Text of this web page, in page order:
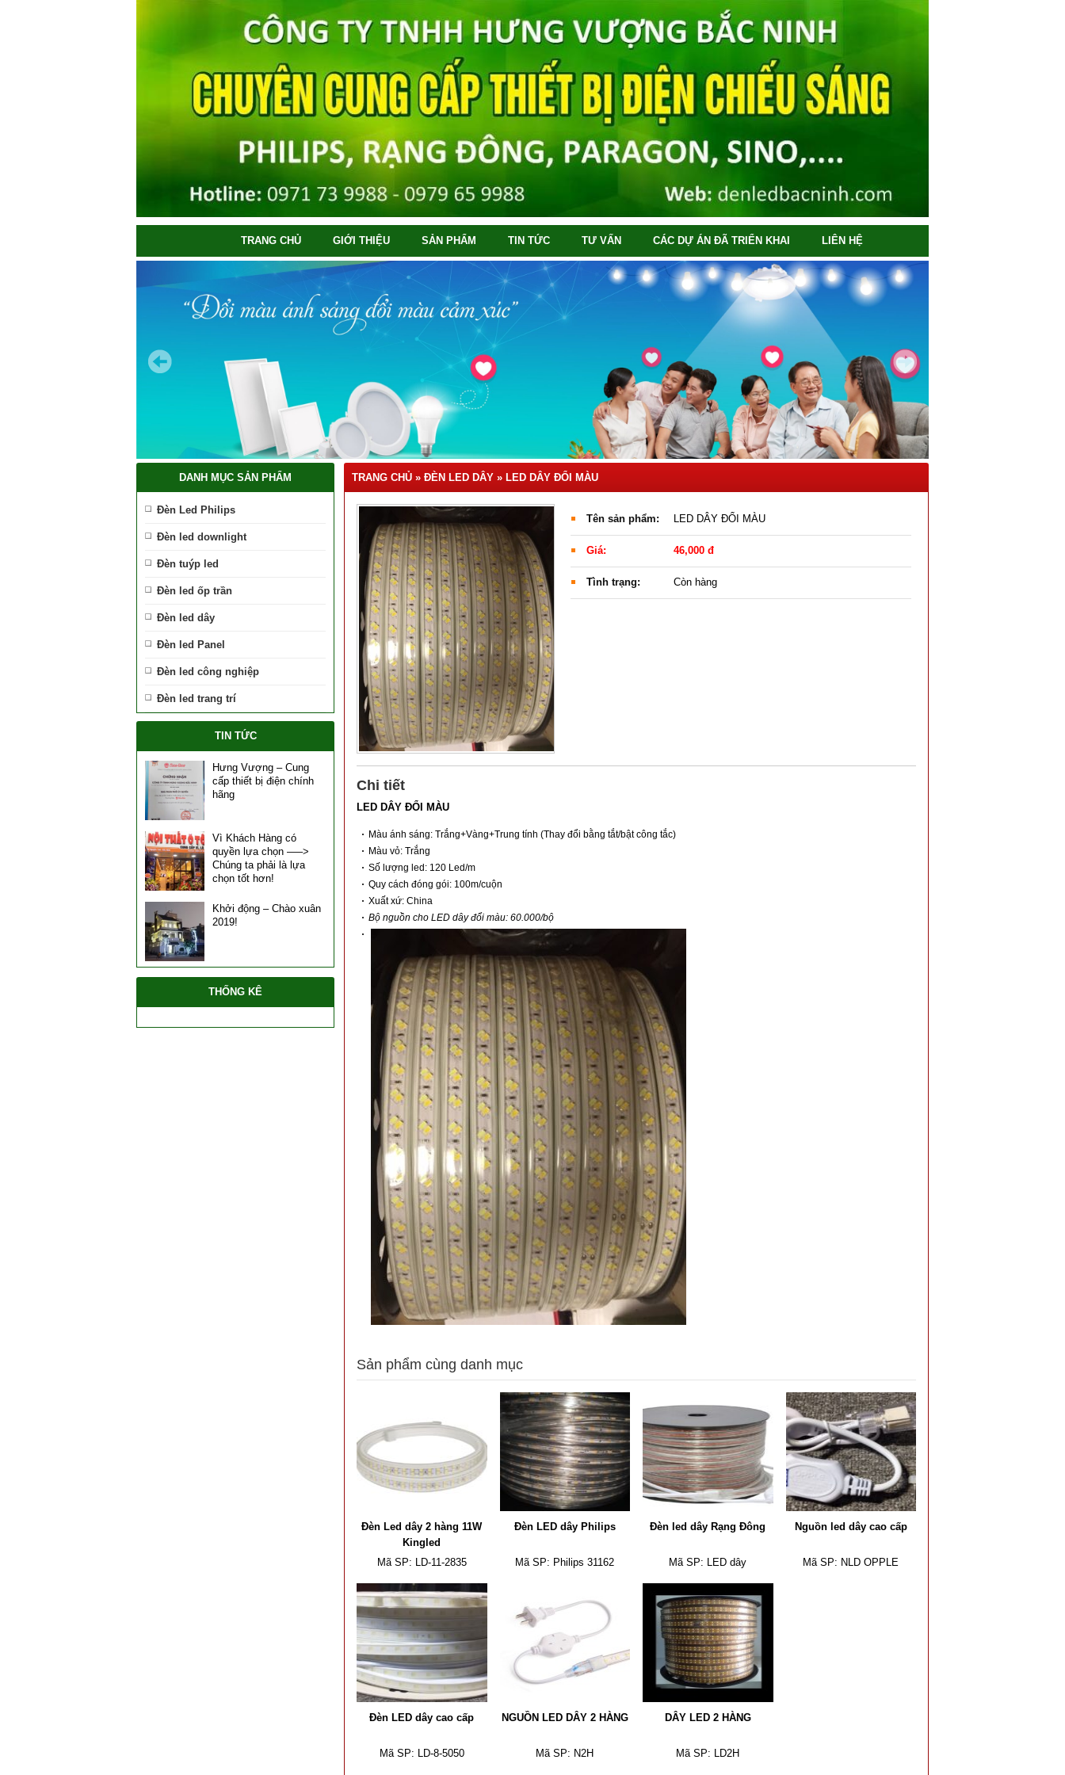
TRANG CHỦ GIỚI THIỆU SẢN PHẨM TIN TỨC TƯ VẤN CÁC DỰ ÁN ĐÃ TRIỂN KHAI LIÊN HỆ
DANH MỤC SẢN PHẨM
Đèn Led Philips
Đèn led downlight
Đèn tuýp led
Đèn led ốp trần
Đèn led dây
Đèn led Panel
Đèn led công nghiệp
Đèn led trang trí
TIN TỨC
Hưng Vượng – Cung
cấp thiết bị điện chính
hãng
Vì Khách Hàng có
quyền lựa chọn —–>
Chúng ta phải là lựa
chọn tốt hơn!
Khởi động – Chào xuân
2019!
THỐNG KÊ
TRANG CHỦ » ĐÈN LED DÂY » LED DÂY ĐỔI MÀU
Tên sản phẩm: LED DÂY ĐỔI MÀU
Giá: 46,000 đ
Tình trạng: Còn hàng
Chi tiết
LED DÂY ĐỔI MÀU
Màu ánh sáng: Trắng+Vàng+Trung tính (Thay đổi bằng tắt/bật công tắc)
Màu vỏ: Trắng
Số lượng led: 120 Led/m
Quy cách đóng gói: 100m/cuộn
Xuất xứ: China
Bộ nguồn cho LED dây đổi màu: 60.000/bộ
Sản phẩm cùng danh mục
Đèn Led dây 2 hàng 11W
Kingled
Mã SP:
LD-11-2835
Đèn LED dây Philips
Mã SP: Philips 31162
Đèn led dây Rạng Đông
Mã SP: LED dây
Nguồn led dây cao cấp
Mã SP: NLD OPPLE
Đèn LED dây cao cấp
Mã SP: LD-8-5050
NGUỒN LED DÂY 2 HÀNG
Mã SP: N2H
DÂY LED 2 HÀNG
Mã SP: LD2H